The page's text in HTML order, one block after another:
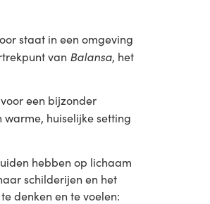
staat in een omgeving
van Balansa, het
een bijzonder
warme, huiselijke setting
hebben op lichaam
schilderijen en het
denken en te voelen: